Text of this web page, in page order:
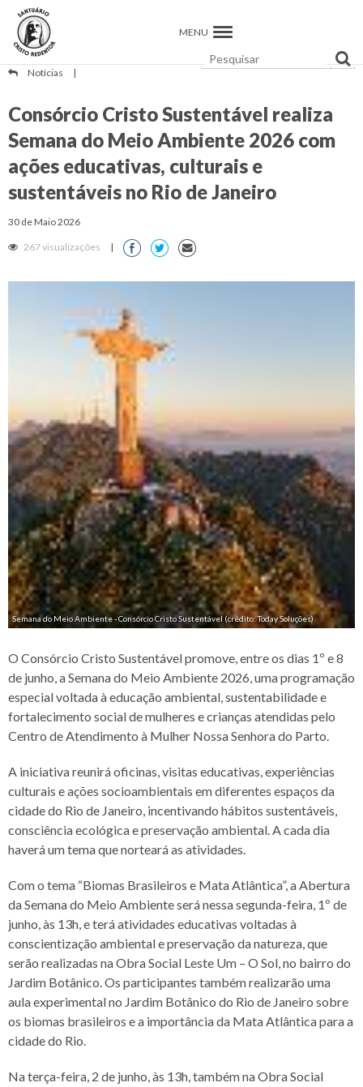
MENU
Notícias |
Consórcio Cristo Sustentável realiza
Semana do Meio Ambiente 2026 com
ações educativas, culturais e
sustentáveis no Rio de Janeiro
30 de Maio 2026
267 visualizações |
Semana do Meio Ambiente - Consórcio Cristo Sustentável (crédito: Today Soluções)
O Consórcio Cristo Sustentável promove, entre os dias 1º e 8
de junho, a Semana do Meio Ambiente 2026, uma programação
especial voltada à educação ambiental, sustentabilidade e
fortalecimento social de mulheres e crianças atendidas pelo
Centro de Atendimento à Mulher Nossa Senhora do Parto.
A iniciativa reunirá oficinas, visitas educativas, experiências
culturais e ações socioambientais em diferentes espaços da
cidade do Rio de Janeiro, incentivando hábitos sustentáveis,
consciência ecológica e preservação ambiental. A cada dia
haverá um tema que norteará as atividades.
Com o tema “Biomas Brasileiros e Mata Atlântica”, a Abertura
da Semana do Meio Ambiente será nessa segunda-feira, 1º de
junho, às 13h, e terá atividades educativas voltadas à
conscientização ambiental e preservação da natureza, que
serão realizadas na Obra Social Leste Um – O Sol, no bairro do
Jardim Botânico. Os participantes também realizarão uma
aula experimental no Jardim Botânico do Rio de Janeiro sobre
os biomas brasileiros e a importância da Mata Atlântica para a
cidade do Rio.
Na terça-feira, 2 de junho, às 13h, também na Obra Social